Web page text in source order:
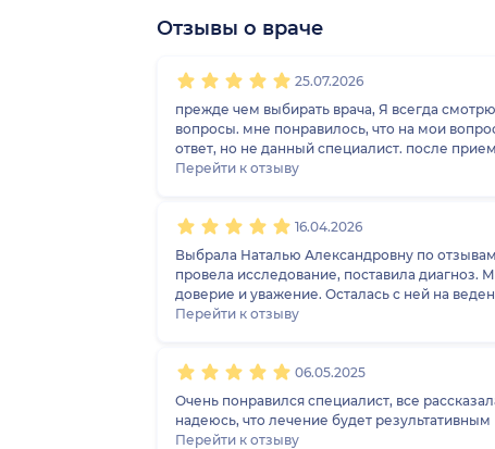
Отзывы о враче
25.07.2026
прежде чем выбирать врача, Я всегда
вопросы. мне понравилось, что на мои
ответ, но не данный специалист. после
Перейти к отзыву
16.04.2026
Выбрала Наталью Александровну по
провела исследование, поставила диагноз. Мы
доверие и уважение. Осталась с ней на
Перейти к отзыву
06.05.2025
Очень понравился специалист, все
надеюсь, что лечение будет результативным
Перейти к отзыву